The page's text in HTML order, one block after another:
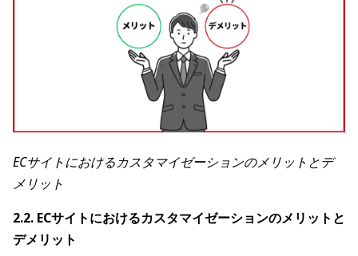
ECサイトにおけるカスタマイゼーションのメリットとデ
メリット
2.2. ECサイトにおけるカスタマイゼーションのメリットと
デメリット